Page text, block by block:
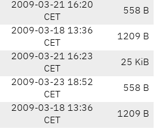
2009-03-21 16:20
CET
558 B
2009-03-18 13:36
CET
1209 B
2009-03-21 16:23
CET
25 KiB
2009-03-23 18:52
CET
558 B
2009-03-18 13:36
CET
1209 B